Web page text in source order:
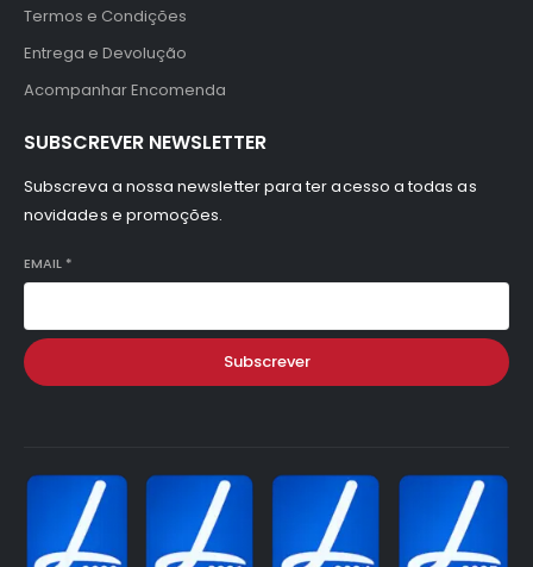
Termos e Condições
Entrega e Devolução
Acompanhar Encomenda
SUBSCREVER NEWSLETTER
Subscreva a nossa newsletter para ter acesso a todas as
novidades e promoções.
EMAIL *
Subscrever